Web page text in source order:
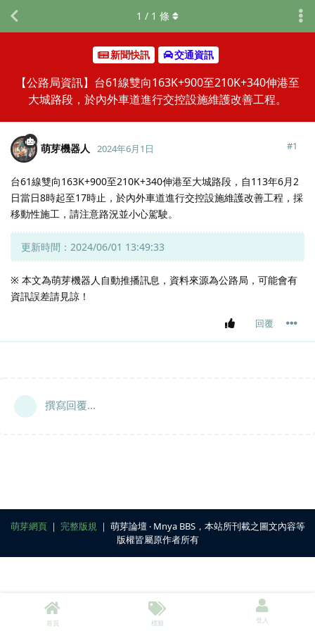
新聞快訊 交通資訊
【公路局資訊】台61線雙向163K+900至210K+340伸港至
大城路段，於內外車道進行交控設施維護改善工程。
1 / 1 條
萌芽機器人 2024年6月1日 #1
台61線雙向163K+900至210K+340伸港至大城路段，自113年6月2
日當日8時起至17時止，於內外車道進行交控設施維護改善工程，採
移動性施工，請注意路況並小心駕駛。
更新時間：2024/06/01 13:49:33
※ 本文為萌芽機器人自動推播訊息，資料來源為公路局，可能會有
資訊誤差請見諒！
回覆
撰寫回覆...
萌芽網頁｜ 完整版規 ｜ 萌芽論壇 ‧ Mnya BBS，本站所刊載之圖文內容等
版權皆屬原作者所有
首頁 標籤 登入